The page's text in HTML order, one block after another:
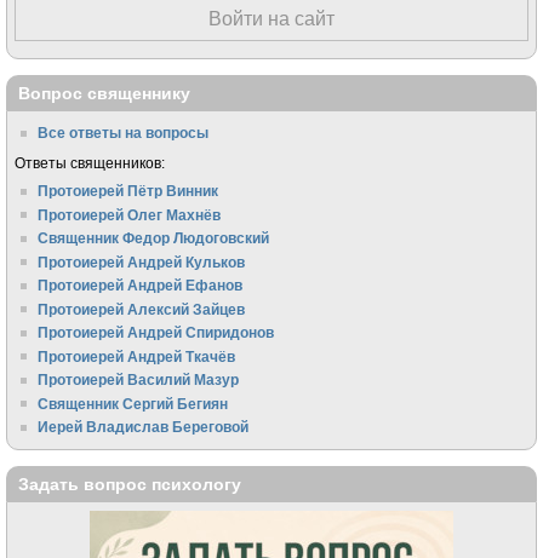
Войти на сайт
Вопрос священнику
Все ответы на вопросы
Ответы священников:
Протоиерей Пётр Винник
Протоиерей Олег Махнёв
Священник Федор Людоговский
Протоиерей Андрей Кульков
Протоиерей Андрей Ефанов
Протоиерей Алексий Зайцев
Протоиерей Андрей Спиридонов
Протоиерей Андрей Ткачёв
Протоиерей Василий Мазур
Священник Сергий Бегиян
Иерей Владислав Береговой
Задать вопрос психологу